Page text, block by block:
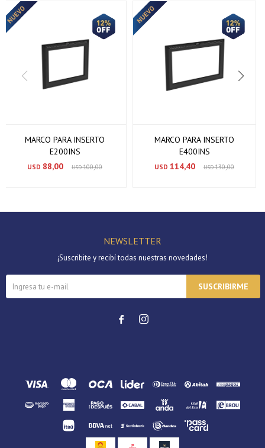
MARCO PARA INSERTO
E200INS
USD 88,00 USD100,00
MARCO PARA INSERTO
E400INS
USD 114,40 USD130,00
NEWSLETTER
¡Suscribite y recibí todas nuestras novedades!
SUSCRIBIRME
 